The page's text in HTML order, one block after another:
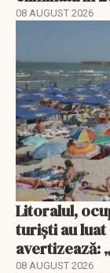
08 AUGUST 2026
Litoralul,
turiști au luat
avertizează:
08 AUGUST 2026